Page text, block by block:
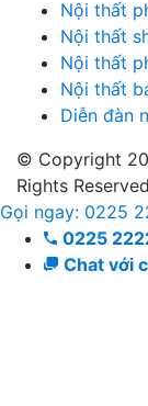
Nội thất
Nội thất
Nội thất
Nội thất
Diễn đàn
© Copyright
Rights
Gọi ngay: 0225
0225
Chat với